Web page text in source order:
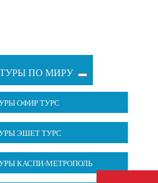
ТУРЫ ПО МИРУ
ОФИР ТУРС
ЭШЕТ ТУРС
КАСПИ-МЕТРОПОЛЬ